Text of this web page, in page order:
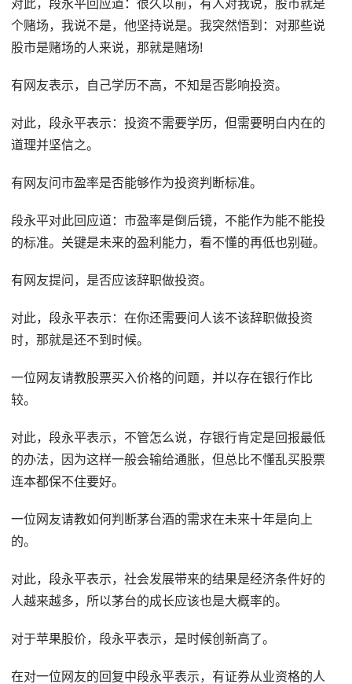
对此，段永平回应道：很久以前，有人对我说，股市就是
个赌场，我说不是，他坚持说是。我突然悟到：对那些说
股市是赌场的人来说，那就是赌场!
有网友表示，自己学历不高，不知是否影响投资。
对此，段永平表示：投资不需要学历，但需要明白内在的
道理并坚信之。
有网友问市盈率是否能够作为投资判断标准。
段永平对此回应道：市盈率是倒后镜，不能作为能不能投
的标准。关键是未来的盈利能力，看不懂的再低也别碰。
有网友提问，是否应该辞职做投资。
对此，段永平表示：在你还需要问人该不该辞职做投资
时，那就是还不到时候。
一位网友请教股票买入价格的问题，并以存在银行作比
较。
对此，段永平表示，不管怎么说，存银行肯定是回报最低
的办法，因为这样一般会输给通胀，但总比不懂乱买股票
连本都保不住要好。
一位网友请教如何判断茅台酒的需求在未来十年是向上
的。
对此，段永平表示，社会发展带来的结果是经济条件好的
人越来越多，所以茅台的成长应该也是大概率的。
对于苹果股价，段永平表示，是时候创新高了。
在对一位网友的回复中段永平表示，有证券从业资格的人